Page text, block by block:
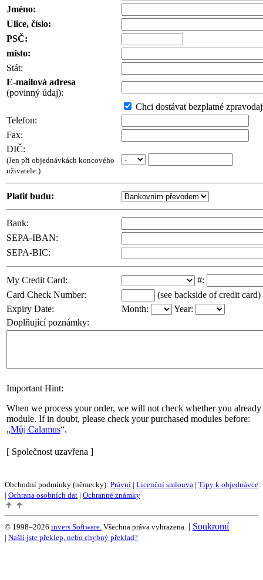
Jméno:
Ulice, číslo:
PSČ:
místo:
Stát:
E-mailová adresa
(povinný údaj):
Chci dostávat bezplatné
Telefon:
Fax:
DIČ:
(Jen při objednávkách koncového
uživatele:)
Platit budu:
Bank:
SEPA-IBAN:
SEPA-BIC:
My Credit Card:
#:
Card Check Number:
(see backside of credit card)
Expiry Date:
Month:
Year:
Doplňující poznámky:
Important Hint:
When we process your order, we will not check whether you already
module. If in doubt, please check your purchased modules before:
Můj Calamus .
[ Společnost uzavřena ]
Obchodní podmínky (německy): Právní | Licenční smlouva | Tipy k objednávce
| Ochrana osobních dat | Ochranné známky
© 1998–2026 invers Software. Všechna práva vyhrazena. | Soukromí
| Našli jste překlep, nebo chybný překlad?